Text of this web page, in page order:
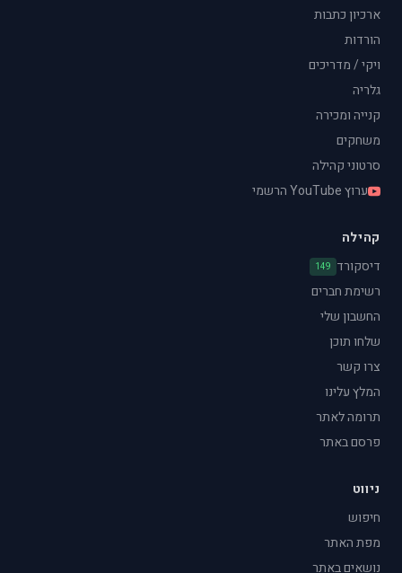
ארכיון כתבות
הורדות
ויקי / מדריכים
גלריה
קנייה ומכירה
משחקים
סרטוני קהילה
ערוץ YouTube הרשמי
קהילה
דיסקורד 149
רשימת חברים
החשבון שלי
שלחו תוכן
צרו קשר
המלץ עלינו
תרומה לאתר
פרסם באתר
ניווט
חיפוש
מפת האתר
נושאים באתר